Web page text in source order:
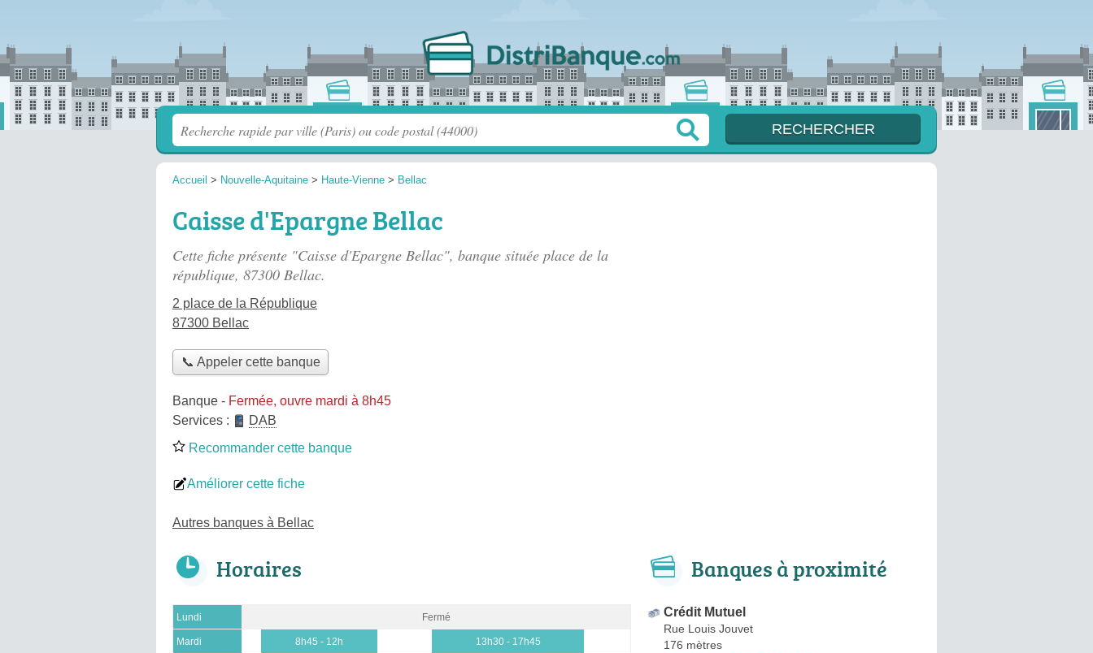
Accueil > Nouvelle-Aquitaine > Haute-Vienne > Bellac
Caisse d'Epargne Bellac
Cette fiche présente "Caisse d'Epargne Bellac", banque située place de la
république, 87300 Bellac.
2 place de la République
87300 Bellac
📞 Appeler cette banque
Banque - Fermée, ouvre mardi à 8h45
Services :
DAB
Recommander cette banque
Améliorer cette fiche
Autres banques à Bellac
Horaires
Lundi Fermé
Mardi 8h45 - 12h 13h30 - 17h45
Banques à proximité
Crédit Mutuel
Rue Louis Jouvet
176 mètres